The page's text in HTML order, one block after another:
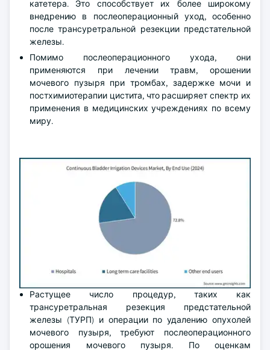
катетера. Это способствует их более широкому
внедрению в послеоперационный уход, особенно
после трансуретральной резекции предстательной
железы.
Помимо послеоперационного ухода, они
применяются при лечении травм, орошении
мочевого пузыря при тромбах, задержке мочи и
постхимиотерапии цистита, что расширяет спектр их
применения в медицинских учреждениях по всему
миру.
Растущее число процедур, таких как
трансуретральная резекция предстательной
железы (ТУРП) и операции по удалению опухолей
мочевого пузыря, требуют послеоперационного
орошения мочевого пузыря. По оценкам